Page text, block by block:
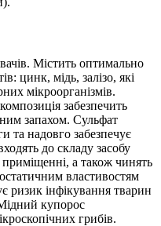
Містить оптимально
цинк, мідь, залізо, які
мікроорганізмів.
забезпечить
запахом. Сульфат
та надовго забезпечує
до складу засобу
а також чинять
властивостям
ризик інфікування тварин
купорос
грибів.